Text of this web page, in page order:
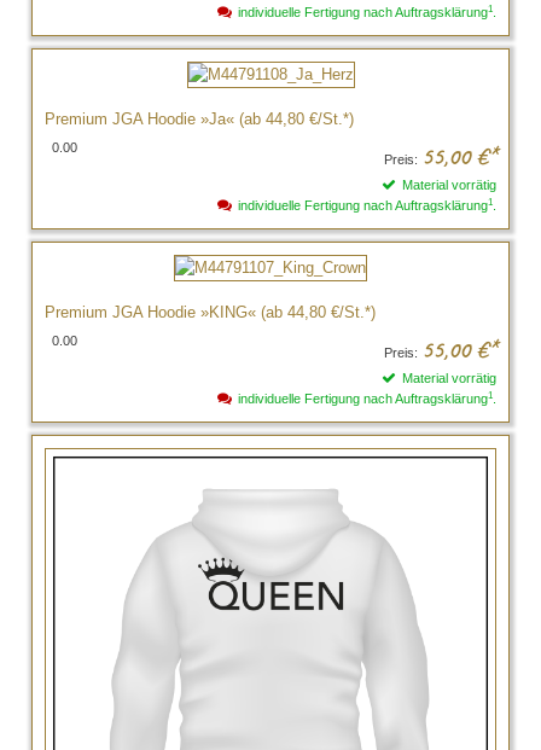
individuelle Fertigung nach Auftragsklärung1
Premium JGA Hoodie »Ja« (ab 44,80 €/St.*)
0.00
Preis: 55,00 €*
Material vorrätig
individuelle Fertigung nach Auftragsklärung1
Premium JGA Hoodie »KING« (ab 44,80 €/St.*)
0.00
Preis: 55,00 €*
Material vorrätig
individuelle Fertigung nach Auftragsklärung1